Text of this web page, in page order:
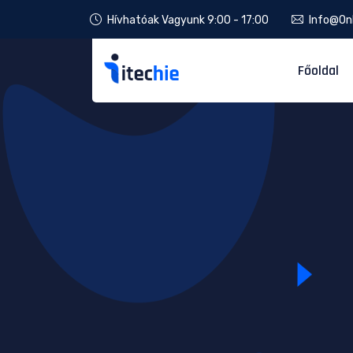
Hívhatóak Vagyunk 9:00 - 17:00
Főoldal